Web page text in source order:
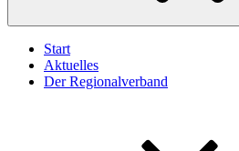
Start
Aktuelles
Der Regionalverband